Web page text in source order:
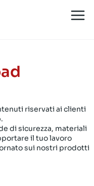
riservati ai clienti
di sicurezza, materiali
il tuo lavoro
sui nostri prodotti